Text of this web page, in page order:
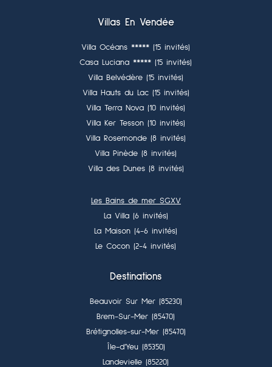
Villas En Vendée
Villa Océans ***** (15 invités)
Casa Luciana ***** (15 invités)
Villa Belvédère (15 invités)
Villa Hauts du Lac (15 invités)
Villa Terra Nova (10 invités)
Villa Ker Tesson (10 invités)
Villa Rosemonde (8 invités)
Villa Pinède (8 invités)
Villa des Dunes (8 invités)
Les Bains de mer SGXV
La Villa (6 invités)
La Maison (4-6 invités)
Le Cocon (2-4 invités)
Destinations
Beauvoir Sur Mer (85230)
Brem-Sur-Mer (85470)
Brétignolles-sur-Mer (85470)
Île-d’Yeu (85350)
Landevielle (85220)